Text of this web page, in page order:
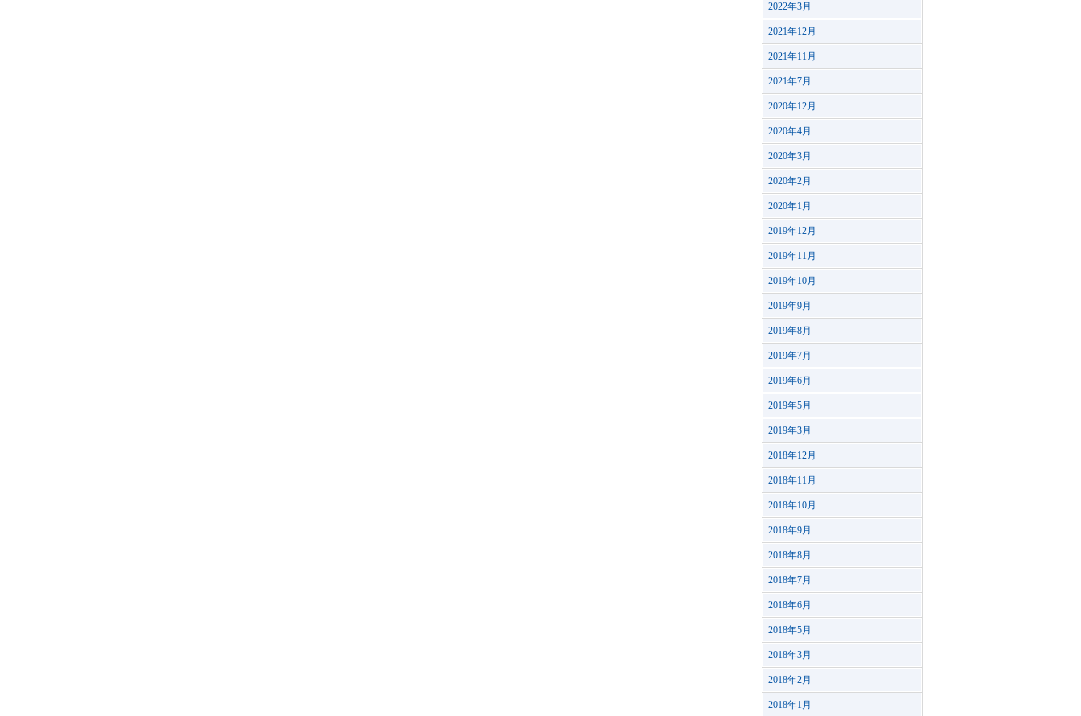
2022年3月
2021年12月
2021年11月
2021年7月
2020年12月
2020年4月
2020年3月
2020年2月
2020年1月
2019年12月
2019年11月
2019年10月
2019年9月
2019年8月
2019年7月
2019年6月
2019年5月
2019年3月
2018年12月
2018年11月
2018年10月
2018年9月
2018年8月
2018年7月
2018年6月
2018年5月
2018年3月
2018年2月
2018年1月